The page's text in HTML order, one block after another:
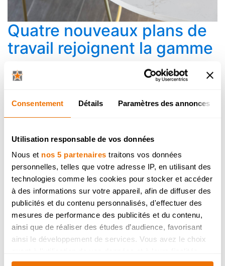
Consentement Détails Paramètres des annonces
Utilisation responsable de vos données
Nous et nos 5 partenaires traitons vos données
personnelles, telles que votre adresse IP, en utilisant des
technologies comme les cookies pour stocker et accéder
à des informations sur votre appareil, afin de diffuser des
publicités et du contenu personnalisés, d'effectuer des
mesures de performance des publicités et du contenu,
ainsi que de réaliser des études d’audience, favorisant
ainsi le développement de services. Vous avez le choix
Vous pouvez modifier ou retirer votre consentement à
Quatre nouveaux plans de
travail rejoignent la gamme
Posté le 21 février 2023 07:00 dans Tendances &
nouveautés
Dovy présente 5 nouvelles
couleurs de stratifiés
Posté le 18 février 2022 14:40 dans Tendances &